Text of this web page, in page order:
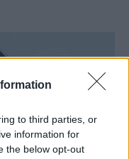
to third parties, or
information for
the below opt-out